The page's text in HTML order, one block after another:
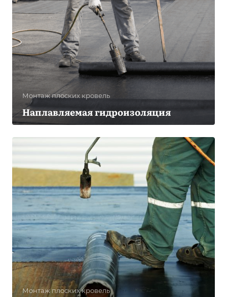
Монтаж плоских кровель
Наплавляемая гидроизоляция
Монтаж плоских кровель